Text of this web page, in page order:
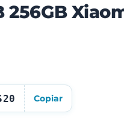
256GB
Copiar